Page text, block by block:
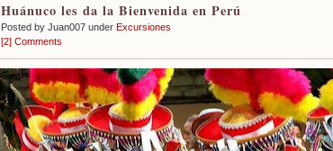
Huánuco les da la Bienvenida en Perú
Posted by Juan007 under Excursiones
[2] Comments